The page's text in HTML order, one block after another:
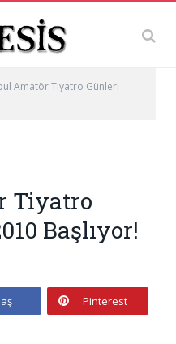
Amatör Tiyatro Günleri
Tiyatro
Başlıyor!
Pinterest